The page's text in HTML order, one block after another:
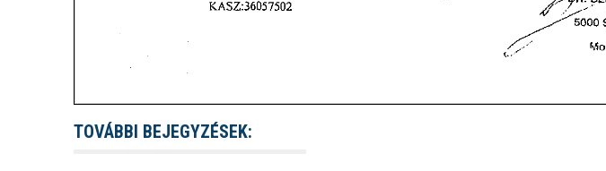
TOVÁBBI BEJEGYZÉSEK: